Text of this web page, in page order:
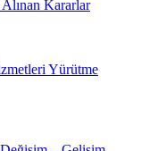
Kararlar
Yürütme